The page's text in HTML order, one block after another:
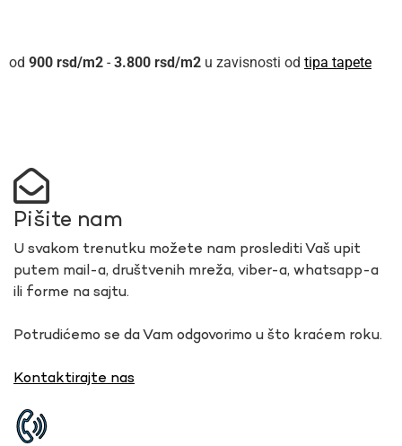
900 rsd - 3.800 rsd u zavisnosti od tipa tapete
Pišite nam
U svakom trenutku možete nam proslediti Vaš upit
putem mail-a, društvenih mreža, viber-a, whatsapp-a
ili forme na sajtu.
Potrudićemo se da Vam odgovorimo u što kraćem roku.
Kontaktirajte nas